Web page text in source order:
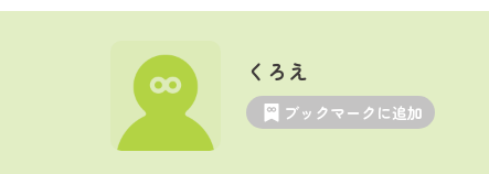
くろえ
ブックマークに追加